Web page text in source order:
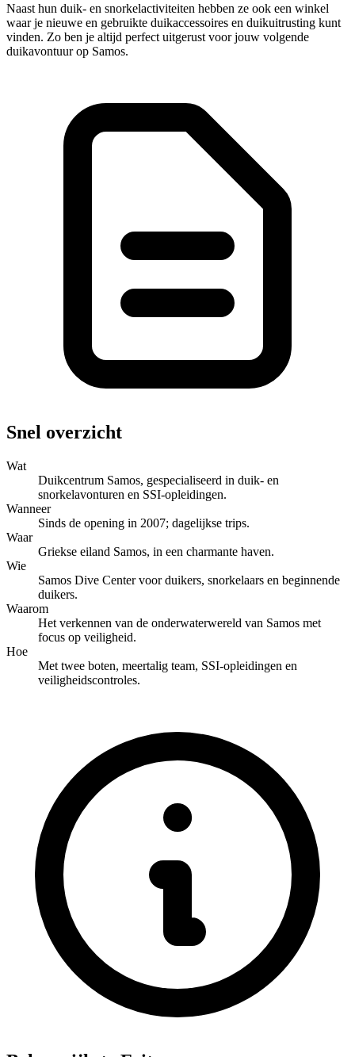
Naast hun duik- en snorkelactiviteiten hebben ze ook een winkel
waar je nieuwe en gebruikte duikaccessoires en duikuitrusting kunt
vinden. Zo ben je altijd perfect uitgerust voor jouw volgende
duikavontuur op Samos.
Snel overzicht
Wat
Duikcentrum Samos, gespecialiseerd in duik- en
snorkelavonturen en SSI-opleidingen.
Wanneer
Sinds de opening in 2007; dagelijkse trips.
Waar
Griekse eiland Samos, in een charmante haven.
Wie
Samos Dive Center voor duikers, snorkelaars en beginnende
duikers.
Waarom
Het verkennen van de onderwaterwereld van Samos met
focus op veiligheid.
Hoe
Met twee boten, meertalig team, SSI-opleidingen en
veiligheidscontroles.